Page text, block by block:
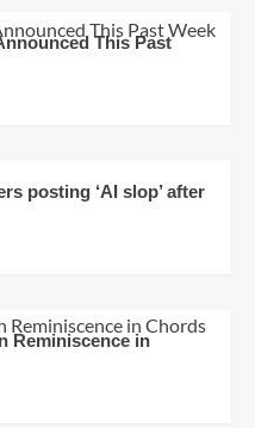
This Past
posting ‘AI slop’ after
Reminiscence in